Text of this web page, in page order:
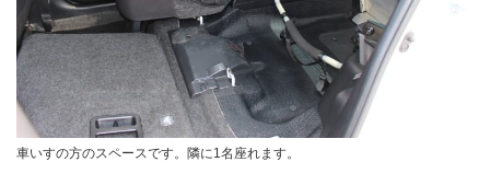
車いすの方のスペースです。隣に1名座れます。